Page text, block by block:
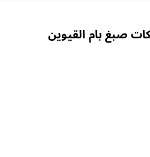
صبغ بام القيوين